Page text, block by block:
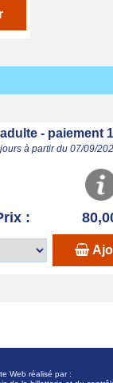
- paiement
à partir du 07/09/
:
Web réalisé par :